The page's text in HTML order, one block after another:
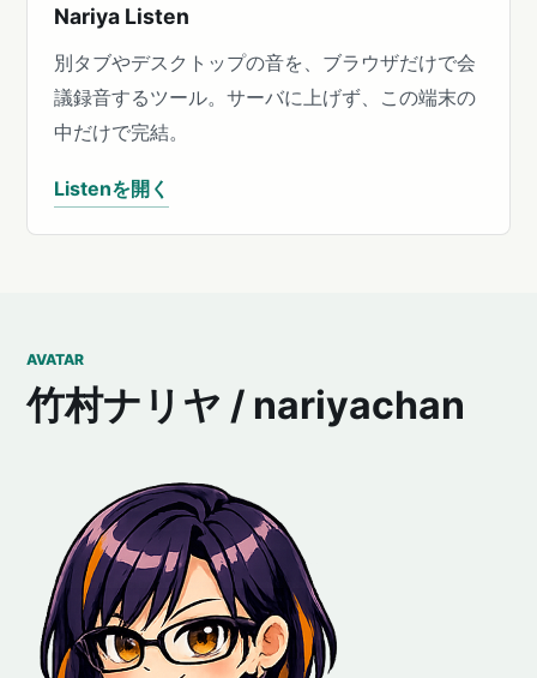
Nariya Listen
別タブやデスクトップの音を、ブラウザだけで会
議録音するツール。サーバに上げず、この端末の
中だけで完結。
Listenを開く
AVATAR
竹村ナリヤ / nariyachan